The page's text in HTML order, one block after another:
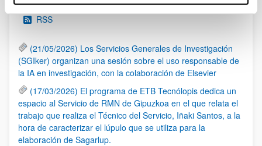
RSS
(21/05/2026) Los Servicios Generales de Investigación
(SGIker) organizan una sesión sobre el uso responsable de
la IA en investigación, con la colaboración de Elsevier
(17/03/2026) El programa de ETB Tecnólopis dedica un
espacio al Servicio de RMN de Gipuzkoa en el que relata el
trabajo que realiza el Técnico del Servicio, Iñaki Santos, a la
hora de caracterizar el lúpulo que se utiliza para la
elaboración de Sagarlup.